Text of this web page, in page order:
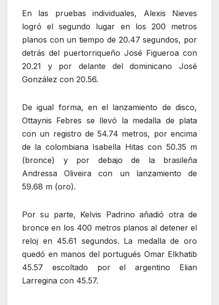
En las pruebas individuales, Alexis Nieves
logró el segundo lugar en los 200 metros
planos con un tiempo de 20.47 segundos, por
detrás del puertorriqueño José Figueroa con
20.21 y por delante del dominicano José
González con 20.56.
De igual forma, en el lanzamiento de disco,
Ottaynis Febres se llevó la medalla de plata
con un registro de 54.74 metros, por encima
de la colombiana Isabella Hitas con 50.35 m
(bronce) y por debajo de la brasileña
Andressa Oliveira con un lanzamiento de
59.68 m (oro).
Por su parte, Kelvis Padrino añadió otra de
bronce en los 400 metros planos al detener el
reloj en 45.61 segundos. La medalla de oro
quedó en manos del portugués Omar Elkhatib
45.57 escoltado por el argentino Elian
Larregina con 45.57.